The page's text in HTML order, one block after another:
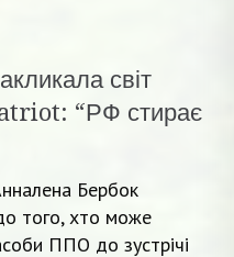
світ
“РФ стирає
Бербок
того, хто може
ППО до зустрічі